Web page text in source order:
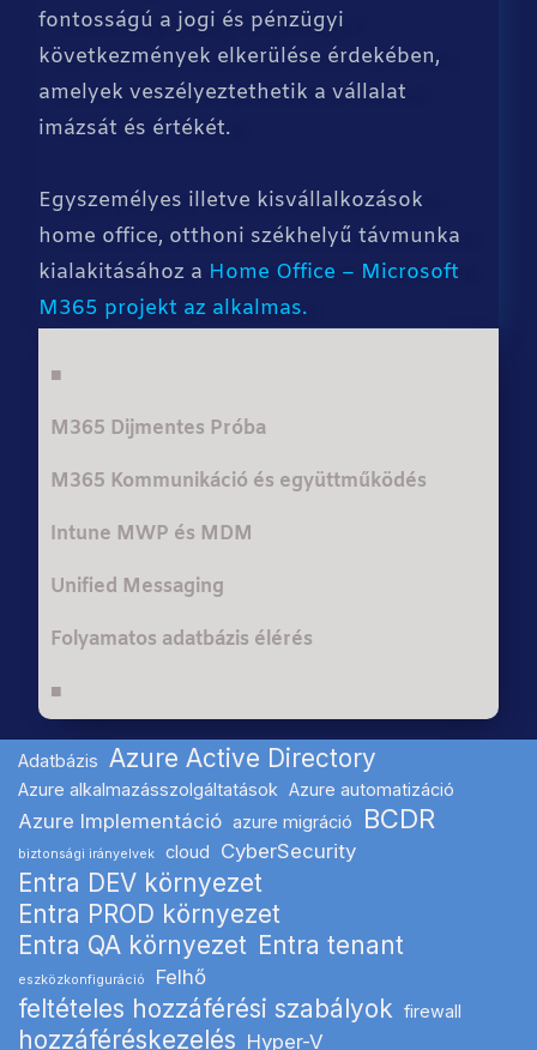
fontosságú a jogi és pénzügyi
következmények elkerülése érdekében,
amelyek veszélyeztethetik a vállalat
imázsát és értékét.
Egyszemélyes illetve kisvállalkozások
home office, otthoni székhelyű távmunka
kialakitásához a Home Office – Microsoft
M365 projekt az alkalmas.
■
M365 Dijmentes Próba
M365 Kommunikáció és együttműködés
Intune MWP és MDM
Unified Messaging
Folyamatos adatbázis élérés
■
Adatbázis Azure Active Directory
Azure alkalmazásszolgáltatások Azure automatizáció
Azure Implementáció azure migráció BCDR
biztonsági irányelvek cloud CyberSecurity
Entra DEV környezet
Entra PROD környezet
Entra QA környezet Entra tenant
eszközkonfiguráció Felhő
feltételes hozzáférési szabályok firewall
hozzáféréskezelés Hyper-V